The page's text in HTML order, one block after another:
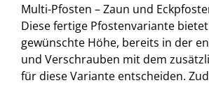
Multi-Pfosten – Zaun und
Diese fertige Pfostenvariante
gewünschte Höhe, bereits in der
und Verschrauben mit dem
für diese Variante entscheiden.